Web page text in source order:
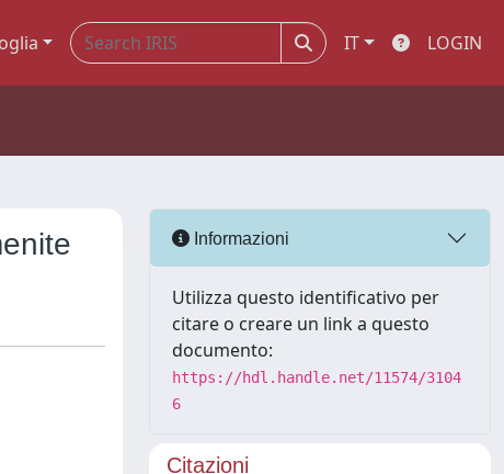
IT LOGIN
Informazioni
Utilizza questo identificativo per
citare o creare un link a questo
documento:
https://hdl.handle.net/11574/3104
6
Citazioni